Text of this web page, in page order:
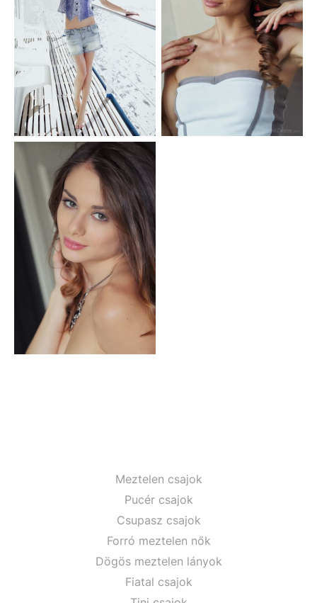
Meztelen csajok
Pucér csajok
Csupasz csajok
Forró meztelen nők
Dögös meztelen lányok
Fiatal csajok